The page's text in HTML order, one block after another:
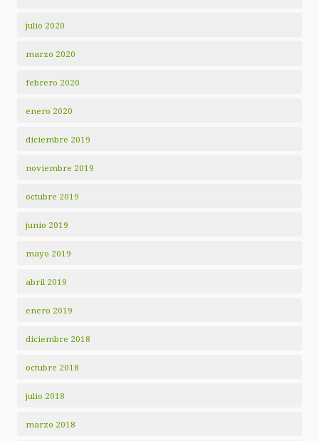
julio 2020
marzo 2020
febrero 2020
enero 2020
diciembre 2019
noviembre 2019
octubre 2019
junio 2019
mayo 2019
abril 2019
enero 2019
diciembre 2018
octubre 2018
julio 2018
marzo 2018